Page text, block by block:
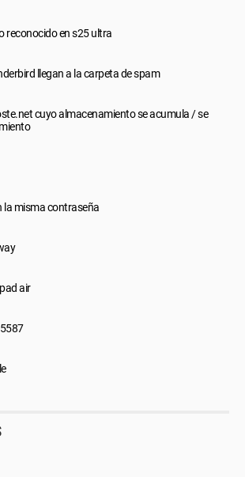
reconocido en s25 ultra
llegan a la carpeta de spam
cuyo almacenamiento se acumula / se
la misma contraseña
air